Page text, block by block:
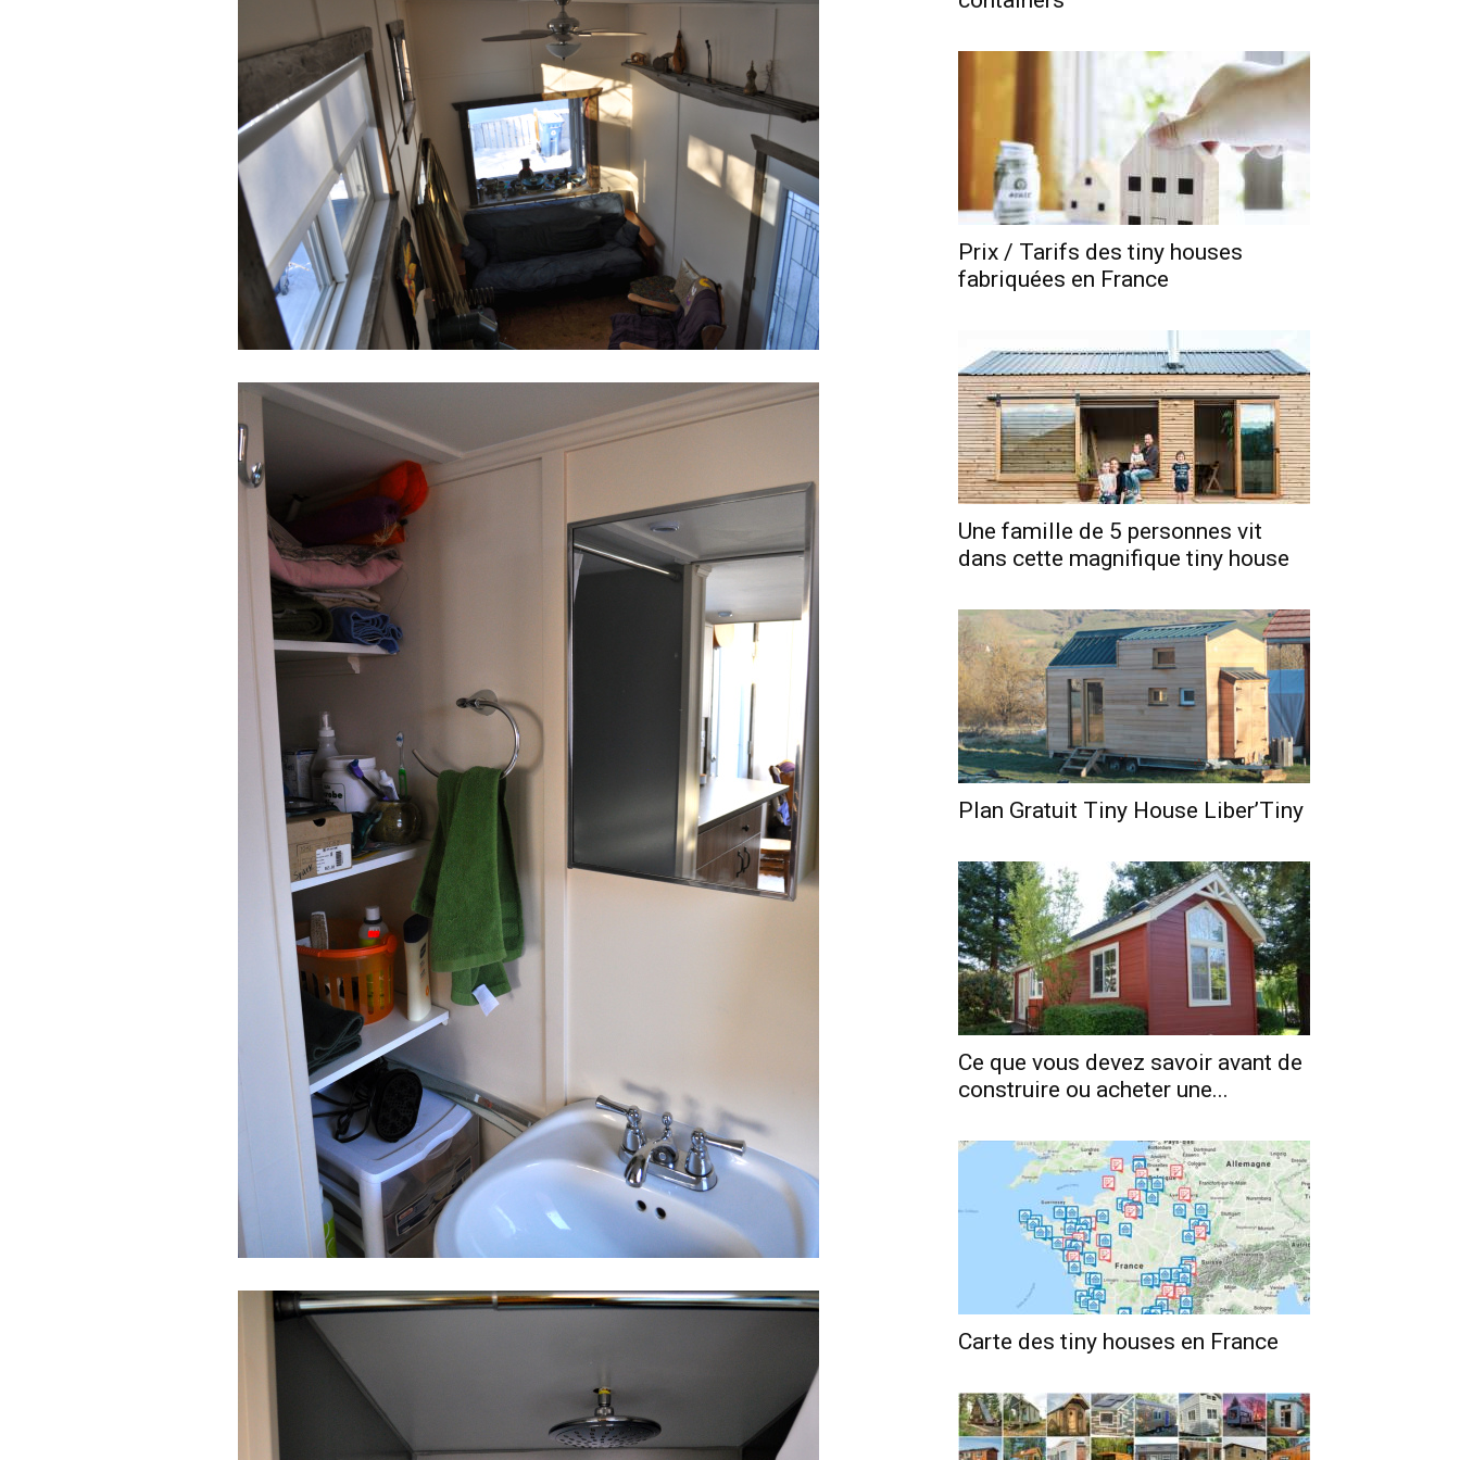
Prix / Tarifs des tiny houses
fabriquées en France
Une famille de 5 personnes vit
dans cette magnifique tiny house
Plan Gratuit Tiny House Liber’Tiny
Ce que vous devez savoir avant de
construire ou acheter une...
Carte des tiny houses en France